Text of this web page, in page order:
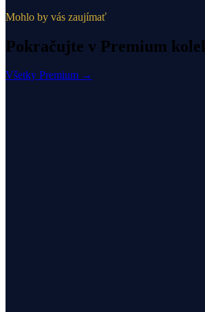
Mohlo by vás zaujímať
Pokračujte v Premium
Všetky Premium →